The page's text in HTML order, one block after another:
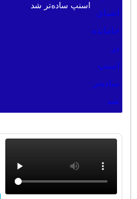
اسنپ ساده‌تر شد